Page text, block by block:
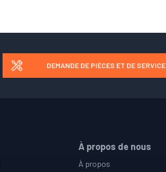
DEMANDE DE PIÈCES ET DE SERVICE
À propos de nous
À propos